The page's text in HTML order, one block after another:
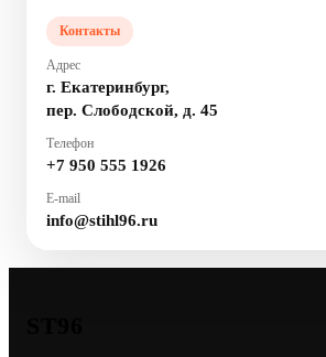
Контакты
Адрес
г. Екатеринбург,
пер. Слободской, д. 45
Телефон
+7 950 555 1926
E-mail
info@stihl96.ru